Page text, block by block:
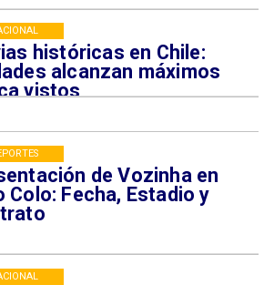
históricas en Chile:
alcanzan máximos
vistos
de Vozinha en
Colo: Fecha, Estadio y